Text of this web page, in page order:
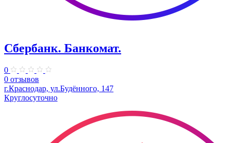
Сбербанк. Банкомат.
0
0 отзывов
г.Краснодар, ул.Будённого, 147
Круглосуточно